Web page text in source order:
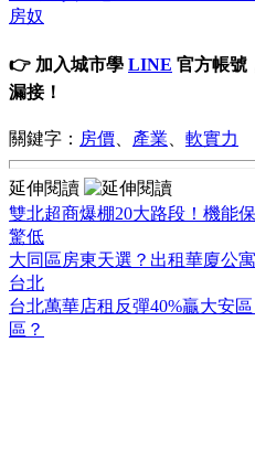
房奴
👉 加入城市學 LINE 官方帳號
漏接！
關鍵字： 房價 產業 軟實力
延伸閱讀
雙北超商爆棚20大路段！機能
驚低
大同區房東天選？出租華廈公
台北
台北萬華店租反彈40%贏大安
區？